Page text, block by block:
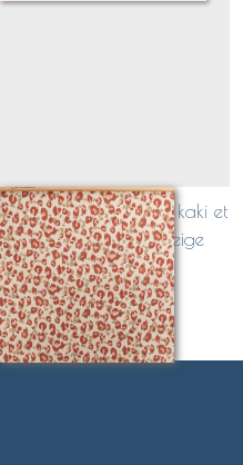
coton léopard graou kaki et
tomette sur fond beige
Sur demande